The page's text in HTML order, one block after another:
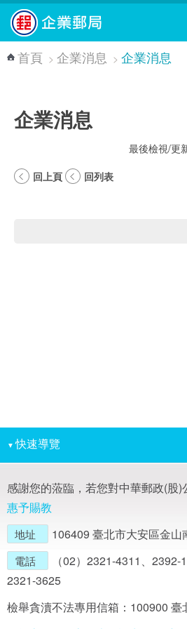
跳到主要內容區塊
首頁 > 企業消息 > 企業消息
企業消息
最後檢視/更
回上頁
回列表
▼ 快速導覽
感謝您的蒞臨，若您對中華郵政(股)
惠予賜教
地址 106409 臺北市大安區金山
電話
（02）2321-4311、2392-
2321-3625
檢舉貪瀆不法專用信箱：100900